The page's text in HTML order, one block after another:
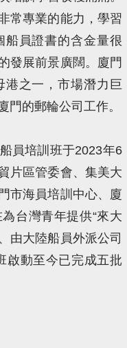
常專業的能力，學習
船員證書的含金量很
發展前景廣闊。廈門
港之一，市場潛力巨
門的郵輪公司工作。
員培訓班于2023年6
片區管委會、集美大
市海員培訓中心、廈
台灣青年提供“來大
由大陸船員外派公司
啟動至今已完成五批